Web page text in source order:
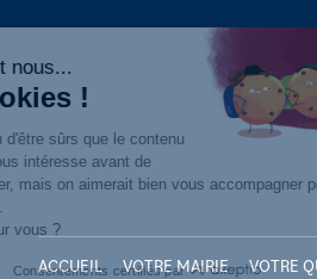
ACCUEIL VOTRE MAIRIE VOTRE
Salut c'est nous...
les Cookies !
On a attendu d'être sûrs que le contenu
de ce site vous intéresse avant de
vous déranger, mais on aimerait bien
C'est OK pour vous ?
Consentements certifiés par